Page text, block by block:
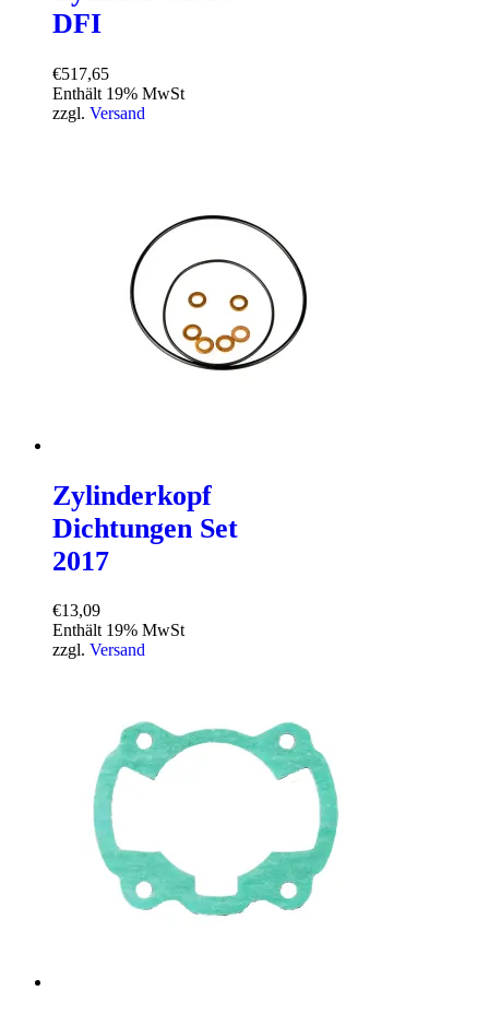
DFI
€517,65
Enthält 19% MwSt
zzgl. Versand
Zylinderkopf
Dichtungen Set
2017
€13,09
Enthält 19% MwSt
zzgl. Versand